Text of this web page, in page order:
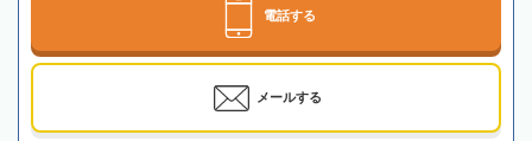
電話する
メールする